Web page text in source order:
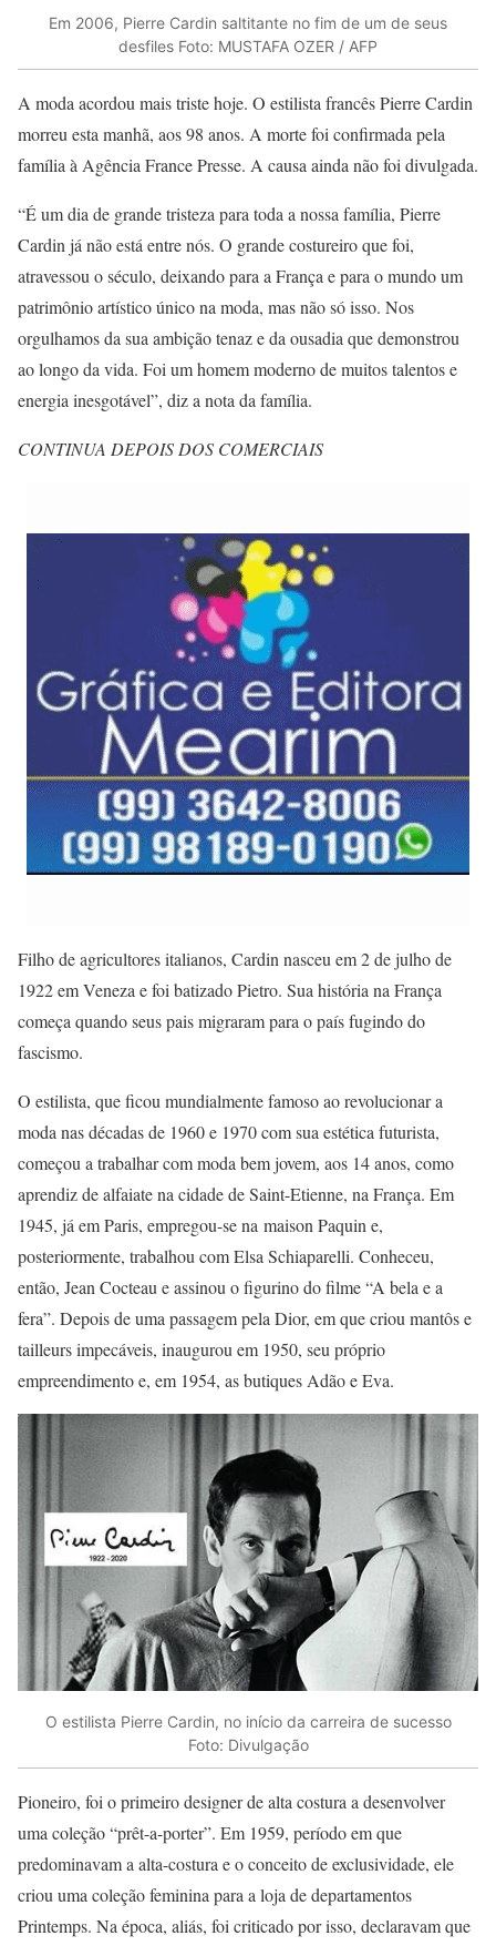
Em 2006, Pierre Cardin saltitante no fim de um de seus
desfiles Foto: MUSTAFA OZER / AFP
A moda acordou mais triste hoje. O estilista francês Pierre Cardin
morreu esta manhã, aos 98 anos. A morte foi confirmada pela
família à Agência France Presse. A causa ainda não foi divulgada.
“É um dia de grande tristeza para toda a nossa família, Pierre
Cardin já não está entre nós. O grande costureiro que foi,
atravessou o século, deixando para a França e para o mundo um
patrimônio artístico único na moda, mas não só isso. Nos
orgulhamos da sua ambição tenaz e da ousadia que demonstrou
ao longo da vida. Foi um homem moderno de muitos talentos e
energia inesgotável”, diz a nota da família.
CONTINUA DEPOIS DOS COMERCIAIS
Filho de agricultores italianos, Cardin nasceu em 2 de julho de
1922 em Veneza e foi batizado Pietro. Sua história na França
começa quando seus pais migraram para o país fugindo do
fascismo.
O estilista, que ficou mundialmente famoso ao revolucionar a
moda nas décadas de 1960 e 1970 com sua estética futurista,
começou a trabalhar com moda bem jovem, aos 14 anos, como
aprendiz de alfaiate na cidade de Saint-Etienne, na França. Em
1945, já em Paris, empregou-se na maison Paquin e,
posteriormente, trabalhou com Elsa Schiaparelli. Conheceu,
então, Jean Cocteau e assinou o figurino do filme “A bela e a
fera”. Depois de uma passagem pela Dior, em que criou mantôs e
tailleurs impecáveis, inaugurou em 1950, seu próprio
empreendimento e, em 1954, as butiques Adão e Eva.
O estilista Pierre Cardin, no início da carreira de sucesso
Foto: Divulgação
Pioneiro, foi o primeiro designer de alta costura a desenvolver
uma coleção “prêt-a-porter”. Em 1959, período em que
predominavam a alta-costura e o conceito de exclusividade, ele
criou uma coleção feminina para a loja de departamentos
Printemps. Na época, aliás, foi criticado por isso, declaravam que